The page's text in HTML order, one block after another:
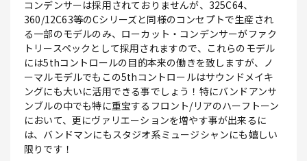
コンデンサーは採用されておりませんが、325C64、
360/12C63等のCシリーズと同様のコンセプトで生産され
る一部のモデルのみ、ローカット・コンデンサーがファク
トリースペックとして採用されますので、これらのモデル
には5thコントロールの目的本来の働きを致しますが、ノ
ーマルモデルでもこの5thコントロールはサウンドメイキ
ングにも大いに活用できる事でしょう！特にバンドアンサ
ンブルの中でも特に重宝するフロント/リアのハーフトーン
において、更にヴァリエーションを増やす事が出来るに
は、バンドマンにもスタジオ系ミュージシャンにも嬉しい
限りです！